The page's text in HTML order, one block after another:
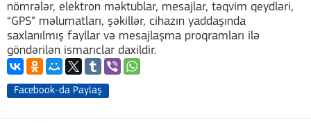
nömrələr, elektron məktublar, mesajlar, təqvim qeydləri,
“GPS” məlumatları, şəkillər, cihazın yaddaşında
saxlanılmış fayllar və mesajlaşma proqramları ilə
göndərilən ismarıclar daxildir.
Facebook-da Paylaş